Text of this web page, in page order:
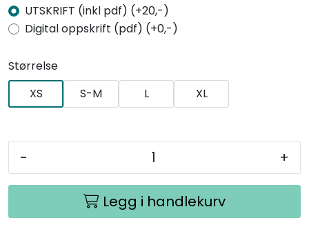
UTSKRIFT (inkl pdf) (+20,-)
Digital oppskrift (pdf) (+0,-)
Størrelse
XS
S-M L XL
- +
Legg i handlekurv